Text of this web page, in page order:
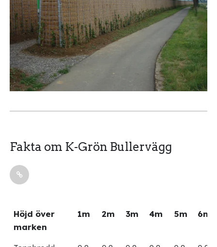
Fakta om K-Grön Bullervägg
Höjd över
marken
1m 2m 3m 4m 5m 6m